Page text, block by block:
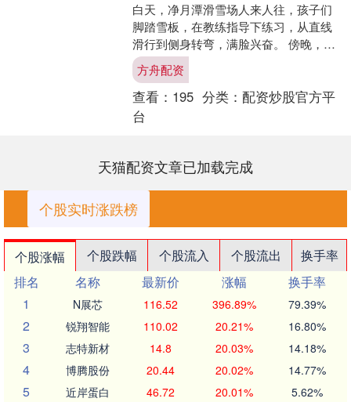
白天，净月潭滑雪场人来人往，孩子们
脚踏雪板，在教练指导下练习，从直线
滑行到侧身转弯，满脸兴奋。 傍晚，冰
雪新天地繁灯焕彩，最受欢迎的“空中千
米雪漂流”上，游人乘....
方舟配资
查看： 195 分类： 配资炒股官方平
台
天猫配资文章已加载完成
个股实时涨跌榜
个股涨幅 个股跌幅 个股流入 个股流出
换手率
排名
名称 最新价 涨幅
换手率
1
N展芯 116.52 396.89% 79.39%
2 锐翔智能 110.02 20.21% 16.80%
3 志特新材 14.8 20.03% 14.18%
4 博腾股份 20.44 20.02% 14.77%
5 近岸蛋白 46.72 20.01% 5.62%